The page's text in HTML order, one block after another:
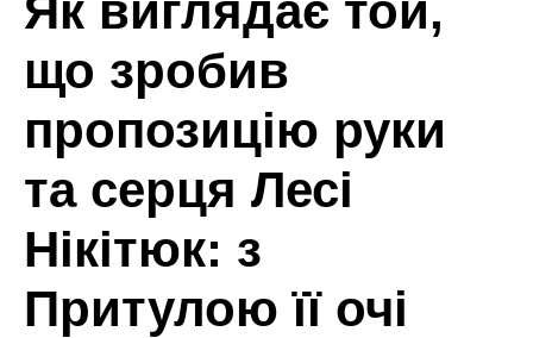
Як виглядає той,
що зробив
пропозицію руки
та серця Лесі
Нікітюк: з
Притулою її очі